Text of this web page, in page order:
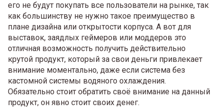
его не будут покупать все пользователи на рынке, так
как большинству не нужно такое преимущество в
плане дизайна или открытости корпуса. А вот для
выставок, заядлых геймеров или моддеров это
отличная возможность получить действительно
крутой продукт, который за свои деньги привлекает
внимание моментально, даже если система без
кастомной системы водяного охлаждения.
Обязательно стоит обратить своё внимание на данный
продукт, он явно стоит своих денег.